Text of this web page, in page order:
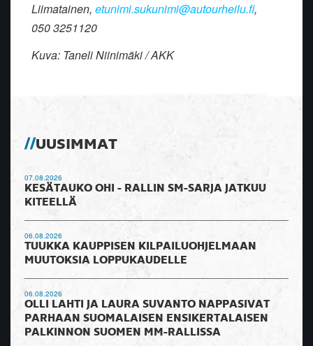
Liimatainen, etunimi.sukunimi@autourheilu.fi,
050 3251120
Kuva: Taneli Niinimäki / AKK
UUSIMMAT
07.08.2026
KESÄTAUKO OHI - RALLIN SM-SARJA JATKUU
KITEELLÄ
06.08.2026
TUUKKA KAUPPISEN KILPAILUOHJELMAAN
MUUTOKSIA LOPPUKAUDELLE
06.08.2026
OLLI LAHTI JA LAURA SUVANTO NAPPASIVAT
PARHAAN SUOMALAISEN ENSIKERTALAISEN
PALKINNON SUOMEN MM-RALLISSA